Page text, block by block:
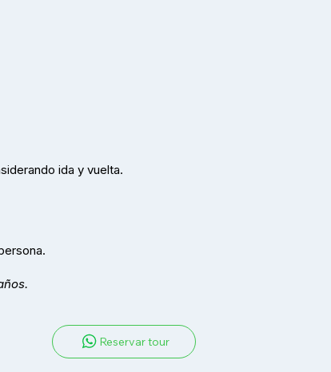
ida y vuelta.
Reservar tour